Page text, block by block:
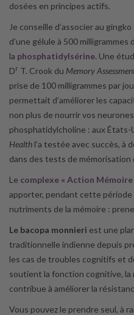
dosées en principes actifs.
Je conseille d’associer au gingko
d’une gélule à 500 milligrammes
la phosphatidylsérine. Une
Dr T. Crook du Memory
prise de 100 milligrammes par
permettait d’améliorer les
non plus de nourrir vos
phosphatidylcholine : aux États-
Health l’a testée avec succès, à
dans des tests de mémorisation
Le complexe « Action Mémoire
apporter, pendant cette période
nutriments de la mémoire :
Le bacopa monnieri est une
traditionnelle indienne depuis
les cas de troubles cognitifs et
soutient la fonction cognitive, la
contribue à améliorer la
Vous pouvez le prendre seul, à